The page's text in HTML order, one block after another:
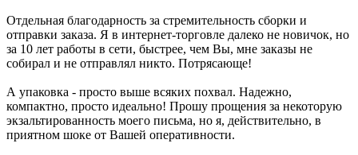
Отдельная благодарность за стремительность сборки и
отправки заказа. Я в интернет-торговле далеко не новичок, но
за 10 лет работы в сети, быстрее, чем Вы, мне заказы не
собирал и не отправлял никто. Потрясающе!
А упаковка - просто выше всяких похвал. Надежно,
компактно, просто идеально! Прошу прощения за некоторую
экзальтированность моего письма, но я, действительно, в
приятном шоке от Вашей оперативности.